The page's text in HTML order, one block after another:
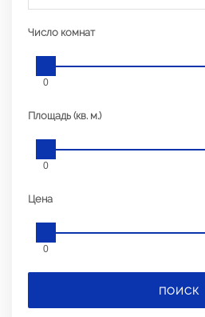
Число комнат
0
Площадь (кв. м.)
0
Цена
0
ПОИСК